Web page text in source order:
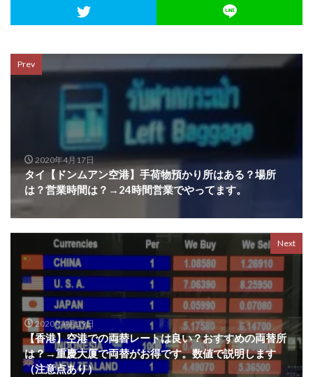
Prev
2020年4月17日
タイ【ドンムアン空港】手荷物預かり所はある？場所
は？営業時間は？→24時間営業でやってます。
Next
2020年4月19日
【香港】空港での両替レートは良い？おすすめの両替所
は？→重慶大厦で両替がお得です。数値で説明します
（注意点あり）